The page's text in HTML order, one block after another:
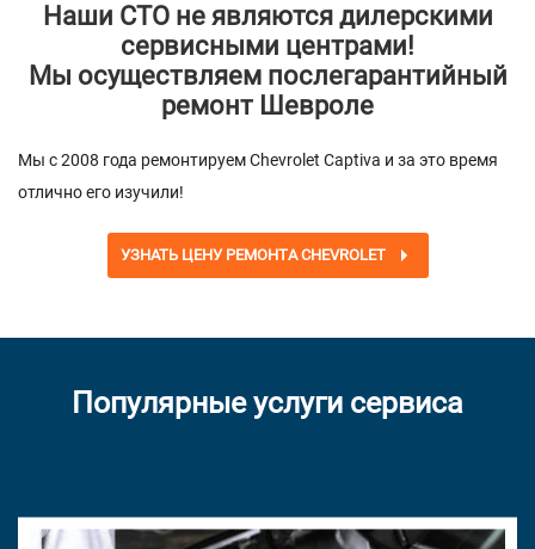
Наши СТО не являются дилерскими
сервисными центрами!
Мы осуществляем послегарантийный
ремонт Шевроле
Мы с 2008 года ремонтируем Chevrolet Captiva и за это время
отлично его изучили!
УЗНАТЬ ЦЕНУ РЕМОНТА CHEVROLET
Популярные услуги сервиса